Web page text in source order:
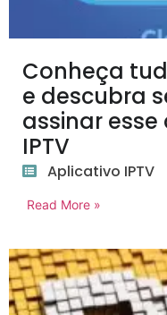
Conheça
e descubra
assinar
IPTV
Aplicativo IPTV
Read More »